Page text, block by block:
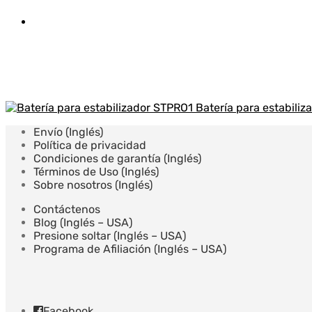
Batería para
Envío (Inglés)
Política de privacidad
Condiciones de garantía (Inglés)
Términos de Uso (Inglés)
Sobre nosotros (Inglés)
Contáctenos
Blog (Inglés – USA)
Presione soltar (Inglés – USA)
Programa de Afiliación (Inglés – USA)